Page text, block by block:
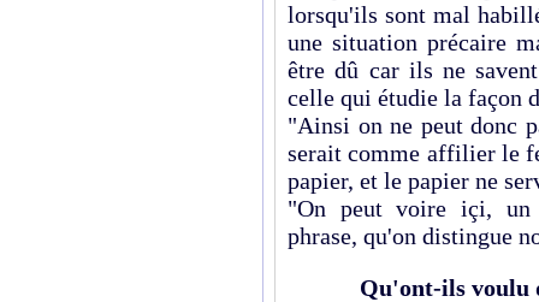
lorsqu'ils sont mal
une situation précaire
être dû car ils ne
celle qui étudie la façon
"Ainsi on ne peut donc
serait comme affilier le
papier, et le papier ne
"On peut voire içi, un
phrase, qu'on distingue
Qu'ont-ils voulu